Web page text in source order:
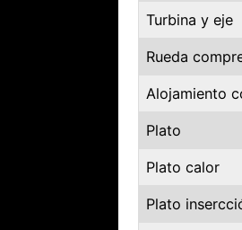
Turbina y eje
Rueda
Alojamiento
Plato
Plato calor
Plato